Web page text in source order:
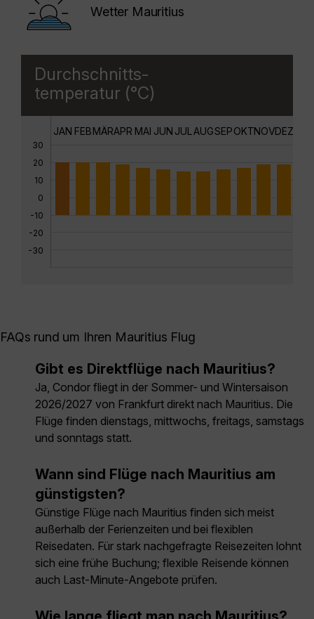
Wetter Mauritius
Durchschnitts-
temperatur (°C)
30
20
10
0
-10
-20
-30
JAN FEBMÄRAPR MAI JUN JUL AUGSEPOKTNOVDEZ
FAQs rund um Ihren Mauritius Flug
Gibt es Direktflüge nach Mauritius?
Ja, Condor fliegt in der Sommer- und Wintersaison
2026/2027 von Frankfurt direkt nach Mauritius. Die
Flüge finden dienstags, mittwochs, freitags, samstags
und sonntags statt.
Wann sind Flüge nach Mauritius am
günstigsten?
Günstige Flüge nach Mauritius finden sich meist
außerhalb der Ferienzeiten und bei flexiblen
Reisedaten. Für stark nachgefragte Reisezeiten lohnt
sich eine frühe Buchung; flexible Reisende können
auch Last-Minute-Angebote prüfen.